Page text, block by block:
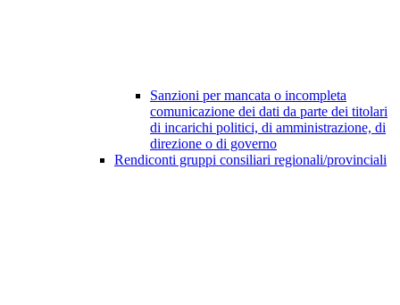
Sanzioni per mancata o incompleta
comunicazione dei dati da parte dei titolari
di incarichi politici, di amministrazione, di
direzione o di governo
Rendiconti gruppi consiliari regionali/provinciali